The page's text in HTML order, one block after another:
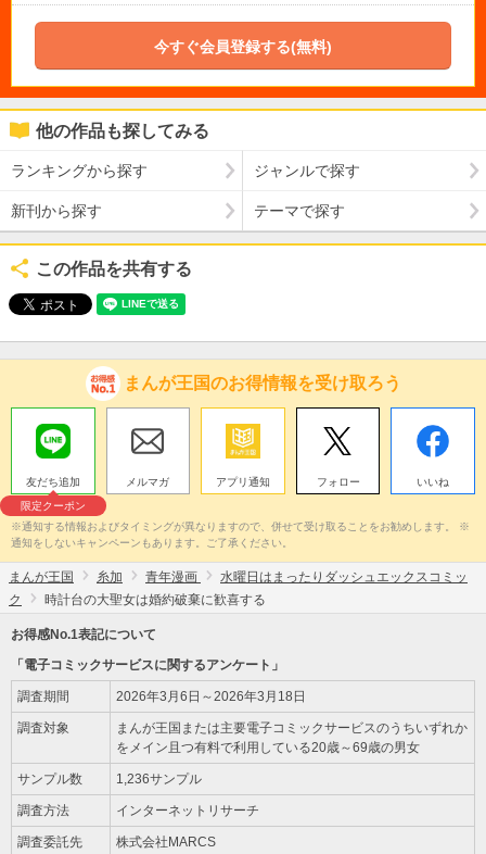
今すぐ会員登録する(無料)
他の作品も探してみる
ランキングから探す ジャンルで探す
新刊から探す テーマで探す
この作品を共有する
まんが王国のお得情報を受け取ろう
友だち追加
限定クーポン
メルマガ アプリ通知 フォロー いいね
※通知する情報およびタイミングが異なりますので、併せて受け取ることをお勧めします。 ※
通知をしないキャンペーンもあります。ご了承ください。
まんが王国 糸加 青年漫画
水曜日はまったりダッシュエックスコミッ
ク
時計台の大聖女は婚約破棄に歓喜する
お得感No.1表記について
「電子コミックサービスに関するアンケート」
調査期間 2026年3月6日～2026年3月18日
調査対象
まんが王国または主要電子コミックサービスのうちいずれか
をメイン且つ有料で利用している20歳～69歳の男女
サンプル数 1,236サンプル
調査方法 インターネットリサーチ
調査委託先 株式会社MARCS